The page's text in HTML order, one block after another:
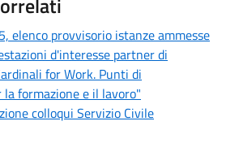
elenco provvisorio istanze ammesse
d'interesse partner di
for Work. Punti di
formazione e il lavoro"
colloqui Servizio Civile